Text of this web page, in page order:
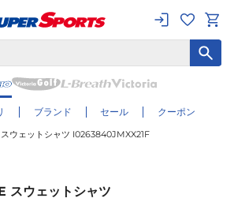
ブランド セール クーポン
ウェットシャツ I0263840JMXX21F
スウェットシャツ